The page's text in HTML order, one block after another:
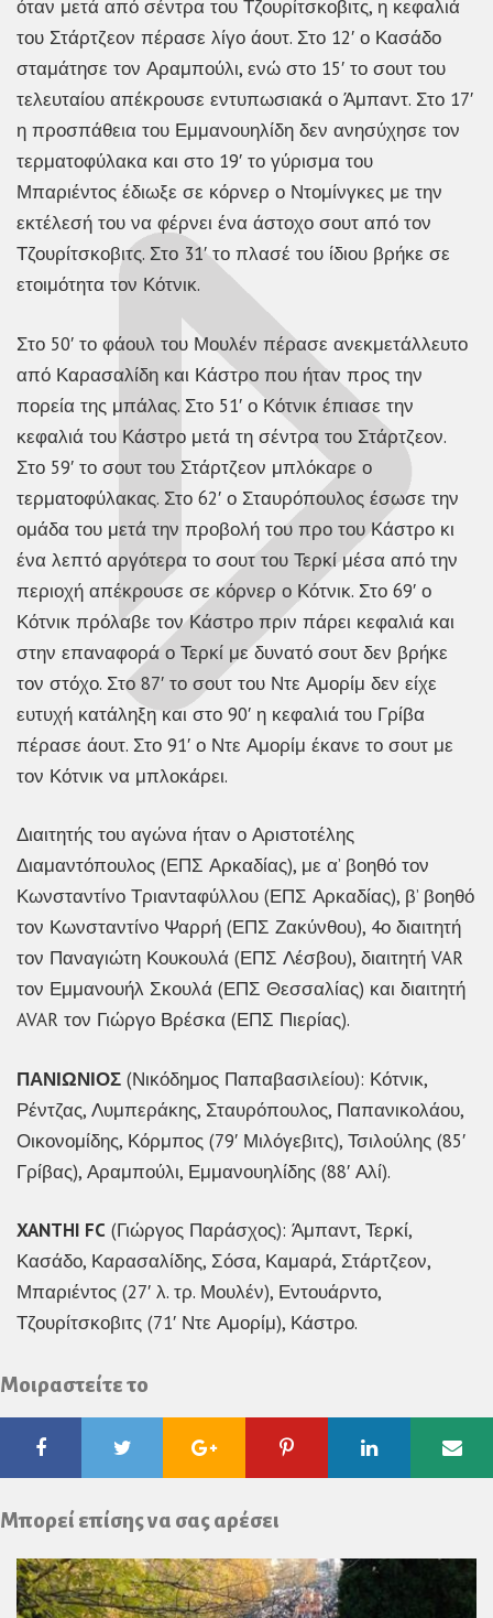
όταν μετά από σέντρα του Τζουρίτσκοβιτς, η κεφαλιά
του Στάρτζεον πέρασε λίγο άουτ. Στο 12′ ο Κασάδο
σταμάτησε τον Αραμπούλι, ενώ στο 15′ το σουτ του
τελευταίου απέκρουσε εντυπωσιακά ο Άμπαντ. Στο 17′
η προσπάθεια του Εμμανουηλίδη δεν ανησύχησε τον
τερματοφύλακα και στο 19′ το γύρισμα του
Μπαριέντος έδιωξε σε κόρνερ ο Ντομίνγκες με την
εκτέλεσή του να φέρνει ένα άστοχο σουτ από τον
Τζουρίτσκοβιτς. Στο 31′ το πλασέ του ίδιου βρήκε σε
ετοιμότητα τον Κότνικ.
Στο 50′ το φάουλ του Μουλέν πέρασε ανεκμετάλλευτο
από Καρασαλίδη και Κάστρο που ήταν προς την
πορεία της μπάλας. Στο 51′ ο Κότνικ έπιασε την
κεφαλιά του Κάστρο μετά τη σέντρα του Στάρτζεον.
Στο 59′ το σουτ του Στάρτζεον μπλόκαρε ο
τερματοφύλακας. Στο 62′ ο Σταυρόπουλος έσωσε την
ομάδα του μετά την προβολή του προ του Κάστρο κι
ένα λεπτό αργότερα το σουτ του Τερκί μέσα από την
περιοχή απέκρουσε σε κόρνερ ο Κότνικ. Στο 69′ ο
Κότνικ πρόλαβε τον Κάστρο πριν πάρει κεφαλιά και
στην επαναφορά ο Τερκί με δυνατό σουτ δεν βρήκε
τον στόχο. Στο 87′ το σουτ του Ντε Αμορίμ δεν είχε
ευτυχή κατάληξη και στο 90′ η κεφαλιά του Γρίβα
πέρασε άουτ. Στο 91′ ο Ντε Αμορίμ έκανε το σουτ με
τον Κότνικ να μπλοκάρει.
Διαιτητής του αγώνα ήταν ο Αριστοτέλης
Διαμαντόπουλος (ΕΠΣ Αρκαδίας), με α’ βοηθό τον
Κωνσταντίνο Τριανταφύλλου (ΕΠΣ Αρκαδίας), β’ βοηθό
τον Κωνσταντίνο Ψαρρή (ΕΠΣ Ζακύνθου), 4ο διαιτητή
τον Παναγιώτη Κουκουλά (ΕΠΣ Λέσβου), διαιτητή VAR
τον Εμμανουήλ Σκουλά (ΕΠΣ Θεσσαλίας) και διαιτητή
AVAR τον Γιώργο Βρέσκα (ΕΠΣ Πιερίας).
ΠΑΝΙΩΝΙΟΣ (Νικόδημος Παπαβασιλείου): Κότνικ,
Ρέντζας, Λυμπεράκης, Σταυρόπουλος, Παπανικολάου,
Οικονομίδης, Κόρμπος (79′ Μιλόγεβιτς), Τσιλούλης (85′
Γρίβας), Αραμπούλι, Εμμανουηλίδης (88′ Αλί).
XANTHI FC (Γιώργος Παράσχος): Άμπαντ, Τερκί,
Κασάδο, Καρασαλίδης, Σόσα, Καμαρά, Στάρτζεον,
Μπαριέντος (27′ λ. τρ. Μουλέν), Εντουάρντο,
Τζουρίτσκοβιτς (71′ Ντε Αμορίμ), Κάστρο.
Μοιραστείτε το
FacebookTwitter Google
Plus
Pinterest Linkedin
Μπορεί επίσης να σας αρέσει